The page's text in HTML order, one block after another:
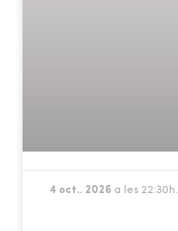
4 oct.. 2026 a les 22:30h.